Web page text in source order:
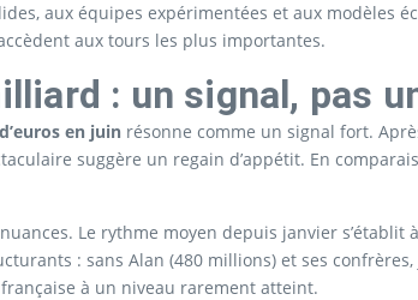
aux équipes expérimentées et aux modèles
aux tours les plus importantes.
: un signal, pas
en juin résonne comme un signal fort.
suggère un regain d’appétit. En
Le rythme moyen depuis janvier
: sans Alan (480 millions) et ses
à un niveau rarement atteint.